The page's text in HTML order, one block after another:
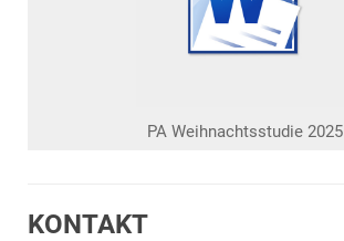
PA Weihnachtsstudie 2025
KONTAKT